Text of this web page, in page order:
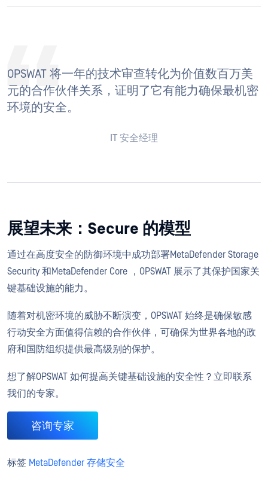
OPSWAT 将一年的技术审查转化为价值数百万美
元的合作伙伴关系，证明了它有能力确保最机密
环境的安全。
IT 安全经理
展望未来：Secure 的模型
通过在高度安全的防御环境中成功部署MetaDefender Storage
Security 和MetaDefender Core ，OPSWAT 展示了其保护国家关
键基础设施的能力。
随着对机密环境的威胁不断演变，OPSWAT 始终是确保敏感
行动安全方面值得信赖的合作伙伴，可确保为世界各地的政
府和国防组织提供最高级别的保护。
想了解OPSWAT 如何提高关键基础设施的安全性？立即联系
我们的专家。
咨询专家
标签 MetaDefender 存储安全